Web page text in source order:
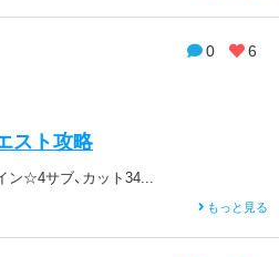
0 6
スト攻略
サブ、カット34...
もっと見る